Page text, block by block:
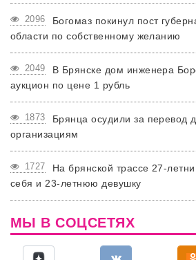
2096
Богомаз покинул пост
области по собственному желанию
2049
В Брянске дом инженера
аукцион по цене 1 рубль
1873
Брянца осудили за перевод
организациям
1727
На брянской трассе 27-
себя и 23-летнюю девушку
МЫ В СОЦСЕТЯХ